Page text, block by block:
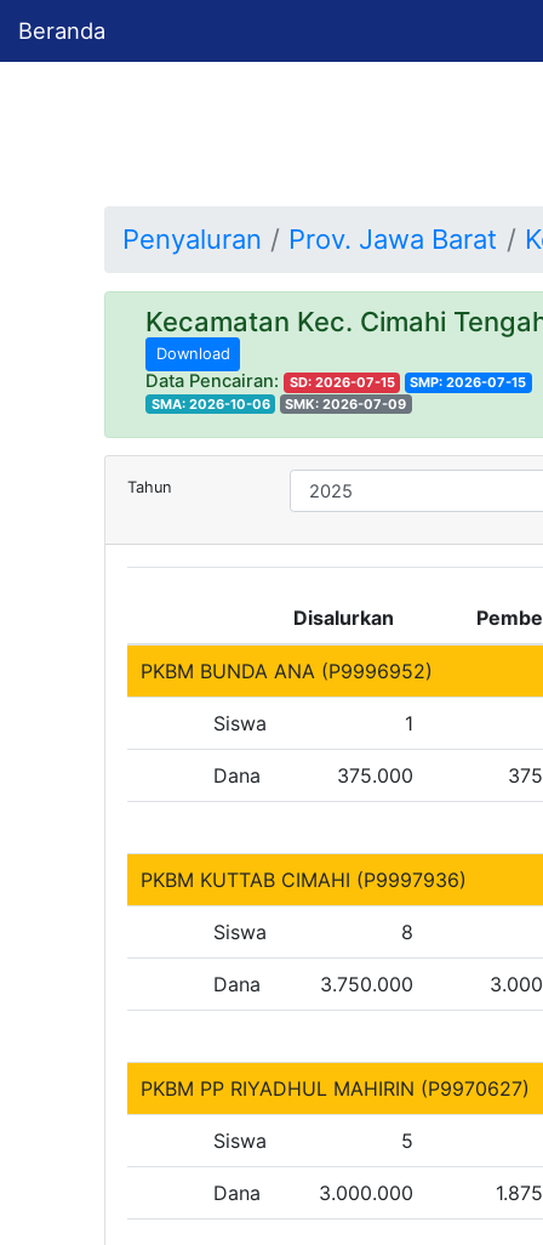
Beranda
Penyaluran Prov. Jawa Barat
Kecamatan Kec. Cimahi
Download
Data Pencairan: SD: 2026-07-15
SMP: 2026-07-15
SMA: 2026-10-06
SMK: 2026-07-09
Tahun
Disalurkan
PKBM BUNDA ANA (P9996952)
Siswa 1
Dana 375.000
PKBM KUTTAB CIMAHI (P9997936)
Siswa 8
Dana 3.750.000
PKBM PP RIYADHUL MAHIRIN (P9970627)
Siswa 5
Dana 3.000.000